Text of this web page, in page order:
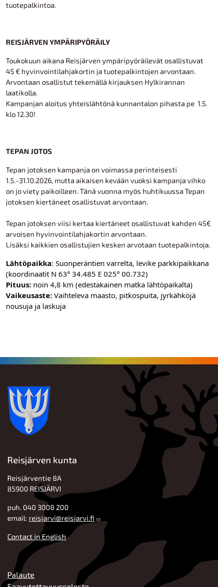
tuotepalkintoa.
REISJÄRVEN YMPÄRIPYÖRÄILY
Toukokuun aikana Reisjärven ympäripyöräilevät osallistuvat
45 € hyvinvointilahjakortin ja tuotepalkintojen arvontaan.
Arvontaan osallistut tekemällä kirjauksen Hylkirannan
laatikolla.
Kampanjan aloitus yhteislähtönä kunnantalon pihasta pe 1.5.
klo 12.30!
TEPAN JOTOS
Tepan jotoksen kampanja on voimassa perinteisesti
1.5.-31.10.2026, mutta aikaisen kevään vuoksi kampanja vihko
on jo viety paikoilleen. Tänä vuonna myös huhtikuussa Tepan
jotoksen kiertäneet osallistuvat arvontaan.
Tepan jotoksen viisi kertaa kiertäneet osallistuvat kahden 45€
arvoisen hyvinvointilahjakortin arvontaan.
Lisäksi kaikkien osallistujien kesken arvotaan tuotepalkintoja.
Lähtöpaikka: Suonperäntien varrelta, levike parkkipaikkana
(koordinaatit N 63° 34.485 E 025° 00.732)
Pituus: noin 4,8 km (edestakainen matka lähtöpaikalta)
Vaikeusaste: Vaihteleva maasto, pitkospuita, jyrkähköjä
nousuja ja laskuja
Reisjärven kunta
Reisjärventie 8A
85900 REISJÄRVI
puh. 040 3008 200
email: reisjarvi@reisjarvi.fi
Contact in English
ALATUNNISTE
Palaute